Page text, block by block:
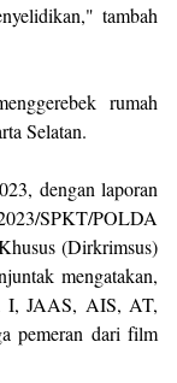
tambah
rumah
Selatan.
dengan laporan
SPKT/POLDA
(Dirkrimsus)
mengatakan,
I, JAAS, AIS, AT,
pemeran dari film